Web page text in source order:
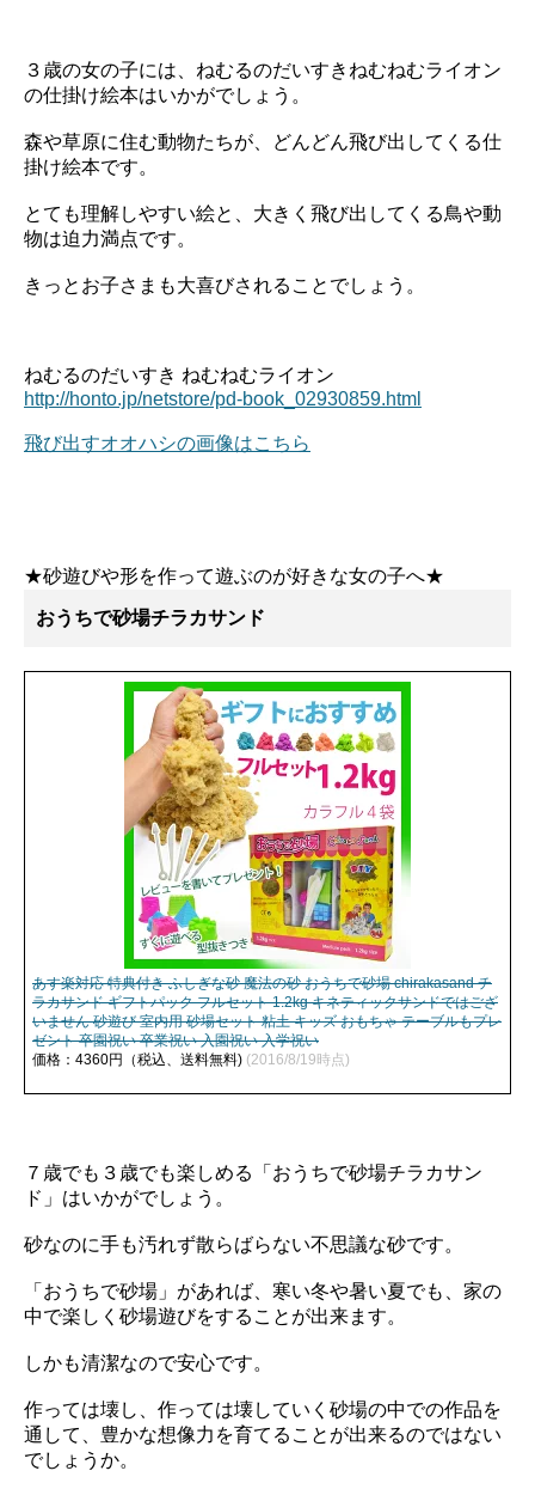
３歳の女の子には、ねむるのだいすきねむねむライオン
の仕掛け絵本はいかがでしょう。
森や草原に住む動物たちが、どんどん飛び出してくる仕
掛け絵本です。
とても理解しやすい絵と、大きく飛び出してくる鳥や動
物は迫力満点です。
きっとお子さまも大喜びされることでしょう。
ねむるのだいすき ねむねむライオン
http://honto.jp/netstore/pd-book_02930859.html
飛び出すオオハシの画像はこちら
★砂遊びや形を作って遊ぶのが好きな女の子へ★
おうちで砂場チラカサンド
あす楽対応 特典付き ふしぎな砂 魔法の砂 おうちで砂場 chirakasand チ
ラカサンド ギフトパック フルセット 1.2kg キネティックサンドではござ
いません 砂遊び 室内用 砂場セット 粘土 キッズ おもちゃ テーブルもプレ
ゼント 卒園祝い 卒業祝い 入園祝い 入学祝い
価格：4360円（税込、送料無料) (2016/8/19時点)
７歳でも３歳でも楽しめる「おうちで砂場チラカサン
ド」はいかがでしょう。
砂なのに手も汚れず散らばらない不思議な砂です。
「おうちで砂場」があれば、寒い冬や暑い夏でも、家の
中で楽しく砂場遊びをすることが出来ます。
しかも清潔なので安心です。
作っては壊し、作っては壊していく砂場の中での作品を
通して、豊かな想像力を育てることが出来るのではない
でしょうか。